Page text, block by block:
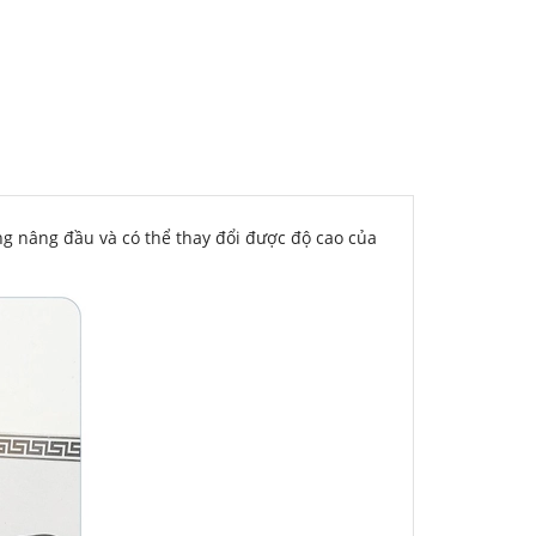
nâng đầu và có thể thay đổi được độ cao của